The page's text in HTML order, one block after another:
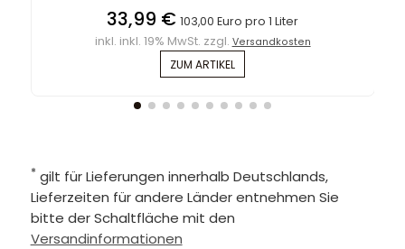
33,99 € 103,00 Euro pro 1 Liter
inkl. inkl. 19% MwSt. zzgl. Versandkosten
ZUM ARTIKEL
* gilt für Lieferungen innerhalb Deutschlands,
Lieferzeiten für andere Länder entnehmen Sie
bitte der Schaltfläche mit den
Versandinformationen